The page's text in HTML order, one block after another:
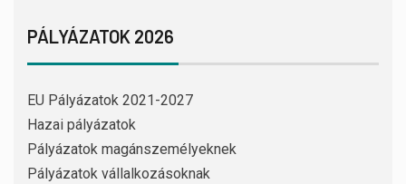
PÁLYÁZATOK 2026
EU Pályázatok 2021-2027
Hazai pályázatok
Pályázatok magánszemélyeknek
Pályázatok vállalkozásoknak